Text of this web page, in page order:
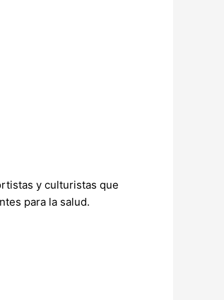
y culturistas que
para la salud.